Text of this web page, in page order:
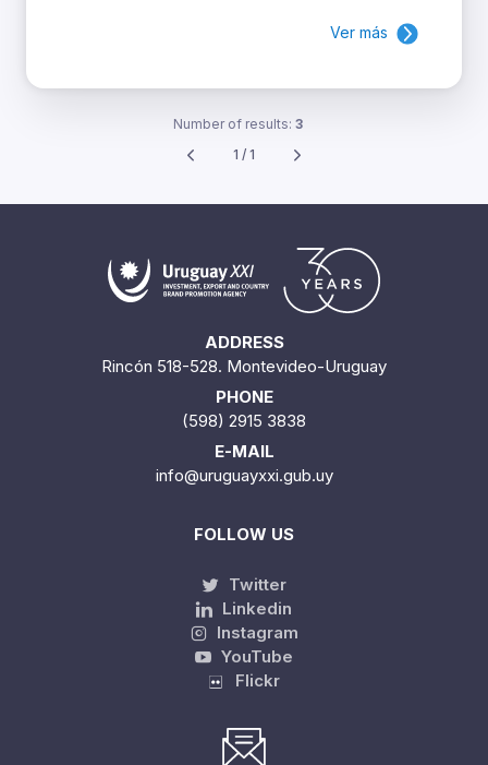
Ver más
Number of results: 3
1 / 1
ADDRESS
Rincón 518-528. Montevideo-Uruguay
PHONE
(598) 2915 3838
E-MAIL
info@uruguayxxi.gub.uy
FOLLOW US
Twitter
Linkedin
Instagram
YouTube
Flickr